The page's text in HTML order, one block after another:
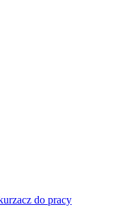
do pracy